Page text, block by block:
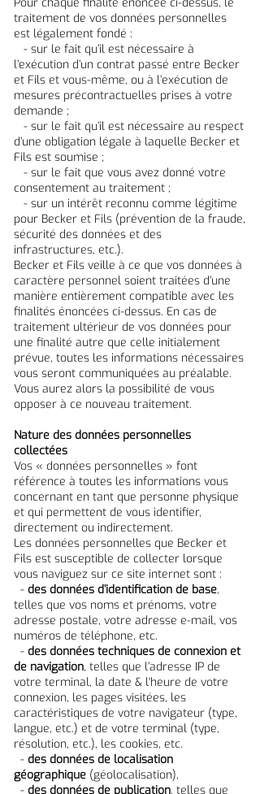
traitement de vos données personnelles
est légalement fondé :
- sur le fait qu’il est nécessaire à
l’exécution d’un contrat passé entre Becker
et Fils et vous-même, ou à l’exécution de
mesures précontractuelles prises à votre
demande ;
- sur le fait qu’il est nécessaire au respect
d’une obligation légale à laquelle Becker et
Fils est soumise ;
- sur le fait que vous avez donné votre
consentement au traitement ;
- sur un intérêt reconnu comme légitime
pour Becker et Fils (prévention de la fraude,
sécurité des données et des
infrastructures, etc.).
Becker et Fils veille à ce que vos données à
caractère personnel soient traitées d’une
manière entièrement compatible avec les
finalités énoncées ci-dessus. En cas de
traitement ultérieur de vos données pour
une finalité autre que celle initialement
prévue, toutes les informations nécessaires
vous seront communiquées au préalable.
Vous aurez alors la possibilité de vous
opposer à ce nouveau traitement.
Nature des données personnelles
collectées
Vos « données personnelles » font
référence à toutes les informations vous
concernant en tant que personne physique
et qui permettent de vous identifier,
directement ou indirectement.
Les données personnelles que Becker et
Fils est susceptible de collecter lorsque
vous naviguez sur ce site internet sont :
- des données d’identification de base,
telles que vos noms et prénoms, votre
adresse postale, votre adresse e-mail, vos
numéros de téléphone, etc.
- des données techniques de connexion et
de navigation, telles que l’adresse IP de
votre terminal, la date & l'heure de votre
connexion, les pages visitées, les
caractéristiques de votre navigateur (type,
langue, etc.) et de votre terminal (type,
résolution, etc.), les cookies, etc.
- des données de localisation
géographique (géolocalisation),
- des données de publication, telles que